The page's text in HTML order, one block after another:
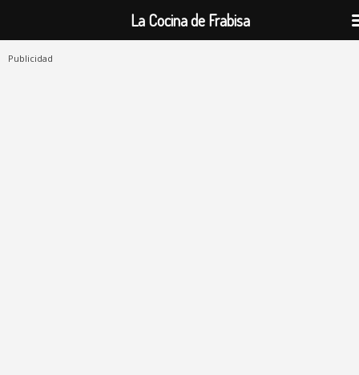
Publicidad
La Cocina de Frabisa